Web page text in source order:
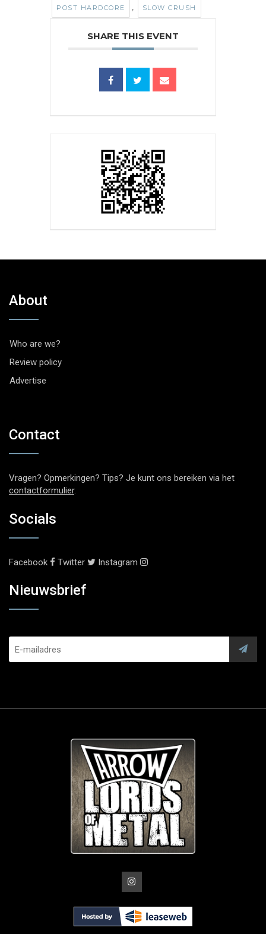
POST HARDCORE , SLOW CRUSH
SHARE THIS EVENT
About
Who are we?
Review policy
Advertise
Contact
Vragen? Opmerkingen? Tips? Je kunt ons bereiken via het
contactformulier.
Socials
Facebook Twitter Instagram
Nieuwsbrief